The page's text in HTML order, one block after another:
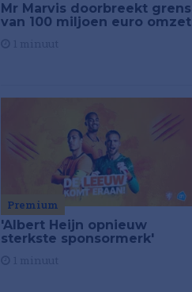
Mr Marvis doorbreekt grens
van 100 miljoen euro omzet
Premium
'Albert Heijn opnieuw
sterkste sponsormerk'